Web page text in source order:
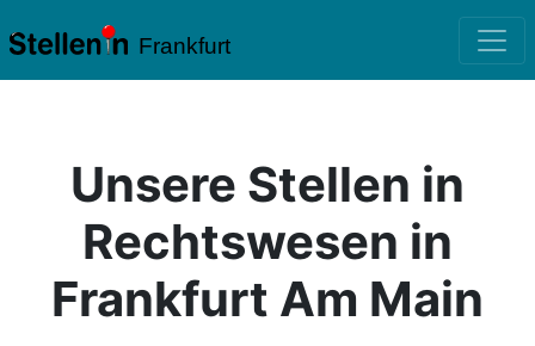
Frankfurt
Unsere Stellen in
Rechtswesen in
Frankfurt Am Main